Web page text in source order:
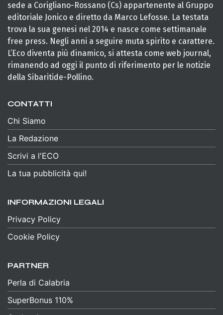
sede a Corigliano-Rossano (Cs) appartenente al Gruppo
editoriale Jonico e diretto da Marco Lefosse. La testata
trova la sua genesi nel 2014 e nasce come settimanale
free press. Negli anni a seguire muta spirito e carattere.
L’Eco diventa più dinamico, si attesta come web journal,
rimanendo ad oggi il punto di riferimento per le notizie
della Sibaritide-Pollino.
CONTATTI
Chi Siamo
La Redazione
Scrivi a l'ECO
La tua pubblicità qui!
INFORMAZIONI LEGALI
Privacy Policy
Cookie Policy
PARTNER
Perla di Calabria
SuperBonus 110%